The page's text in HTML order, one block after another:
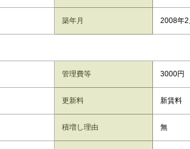
築年月 2008年2
管理費等 3000円
更新料 新賃料
積増し理由 無